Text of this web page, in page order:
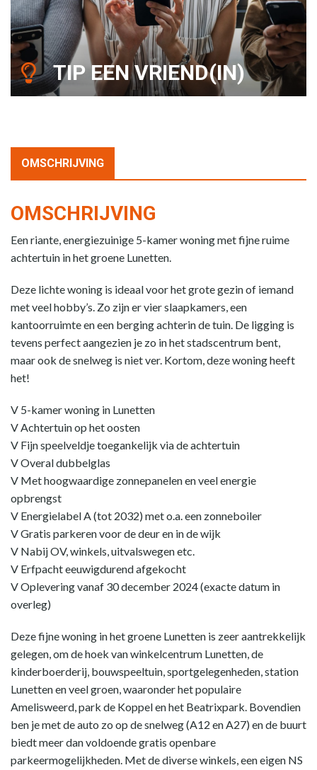
TIP EEN VRIEND(IN)
OMSCHRIJVING
OMSCHRIJVING
Een riante, energiezuinige 5-kamer woning met fijne ruime
achtertuin in het groene Lunetten.
Deze lichte woning is ideaal voor het grote gezin of iemand
met veel hobby’s. Zo zijn er vier slaapkamers, een
kantoorruimte en een berging achterin de tuin. De ligging is
tevens perfect aangezien je zo in het stadscentrum bent,
maar ook de snelweg is niet ver. Kortom, deze woning heeft
het!
V 5-kamer woning in Lunetten
V Achtertuin op het oosten
V Fijn speelveldje toegankelijk via de achtertuin
V Overal dubbelglas
V Met hoogwaardige zonnepanelen en veel energie
opbrengst
V Energielabel A (tot 2032) met o.a. een zonneboiler
V Gratis parkeren voor de deur en in de wijk
V Nabij OV, winkels, uitvalswegen etc.
V Erfpacht eeuwigdurend afgekocht
V Oplevering vanaf 30 december 2024 (exacte datum in
overleg)
Deze fijne woning in het groene Lunetten is zeer aantrekkelijk
gelegen, om de hoek van winkelcentrum Lunetten, de
kinderboerderij, bouwspeeltuin, sportgelegenheden, station
Lunetten en veel groen, waaronder het populaire
Amelisweerd, park de Koppel en het Beatrixpark. Bovendien
ben je met de auto zo op de snelweg (A12 en A27) en de buurt
biedt meer dan voldoende gratis openbare
parkeermogelijkheden. Met de diverse winkels, een eigen NS